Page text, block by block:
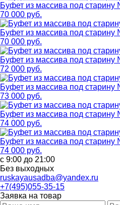
Буфет из массива под
70 000 руб.
Буфет из массива под старину
70 000 руб.
Буфет из массива под
72 000 руб.
Буфет из массива под
73 000 руб.
Буфет из массива под
74 000 руб.
Буфет из массива под старину
74 000 руб.
с 9:00 до 21:00
Без выходных
ruskayausadba@yandex.ru
+7(495)055-35-15
Заявка на товар